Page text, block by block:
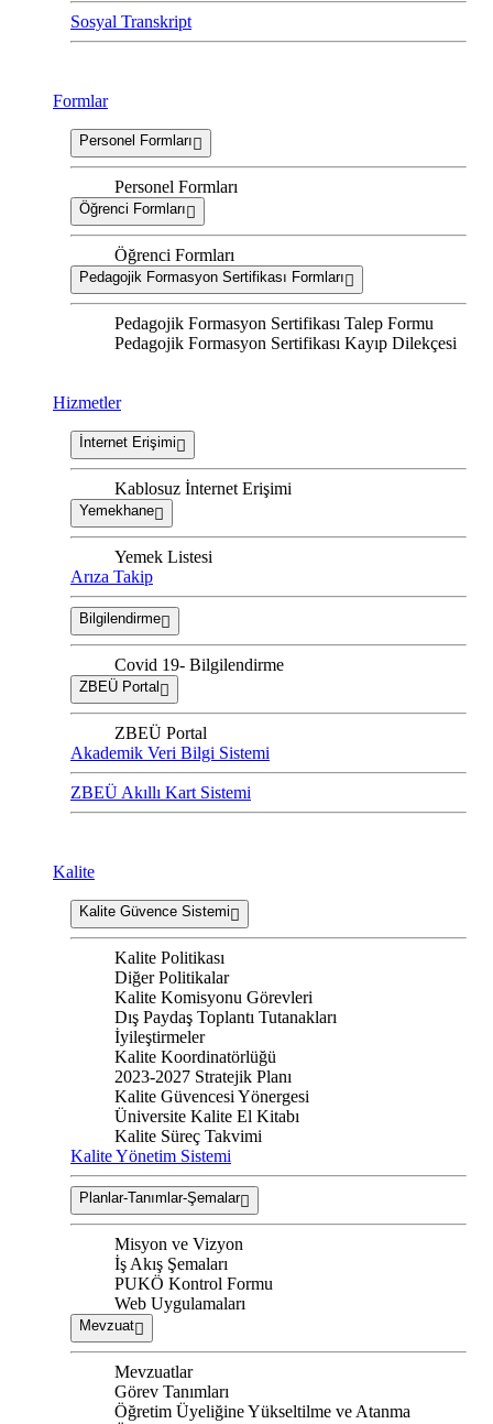
Sosyal Transkript
Formlar
Personel Formları
Personel Formları
Öğrenci Formları
Öğrenci Formları
Pedagojik Formasyon Sertifikası Formları
Pedagojik Formasyon Sertifikası Talep Formu
Pedagojik Formasyon Sertifikası Kayıp Dilekçesi
Hizmetler
İnternet Erişimi
Kablosuz İnternet Erişimi
Yemekhane
Yemek Listesi
Arıza Takip
Bilgilendirme
Covid 19- Bilgilendirme
ZBEÜ Portal
ZBEÜ Portal
Akademik Veri Bilgi Sistemi
ZBEÜ Akıllı Kart Sistemi
Kalite
Kalite Güvence Sistemi
Kalite Politikası
Diğer Politikalar
Kalite Komisyonu Görevleri
Dış Paydaş Toplantı Tutanakları
İyileştirmeler
Kalite Koordinatörlüğü
2023-2027 Stratejik Planı
Kalite Güvencesi Yönergesi
Üniversite Kalite El Kitabı
Kalite Süreç Takvimi
Kalite Yönetim Sistemi
Planlar-Tanımlar-Şemalar
Misyon ve Vizyon
İş Akış Şemaları
PUKÖ Kontrol Formu
Web Uygulamaları
Mevzuat
Mevzuatlar
Görev Tanımları
Öğretim Üyeliğine Yükseltilme ve Atanma